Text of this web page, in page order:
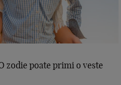
zodie poate primi o veste